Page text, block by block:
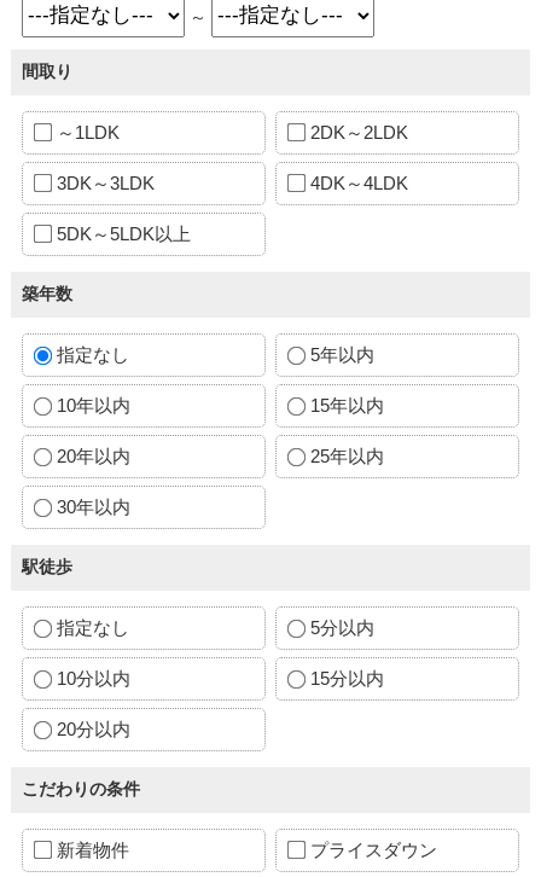
～
間取り
～1LDK 2DK～2LDK
3DK～3LDK 4DK～4LDK
5DK～5LDK以上
築年数
指定なし 5年以内
10年以内 15年以内
20年以内 25年以内
30年以内
駅徒歩
指定なし 5分以内
10分以内 15分以内
20分以内
こだわりの条件
新着物件 プライスダウン